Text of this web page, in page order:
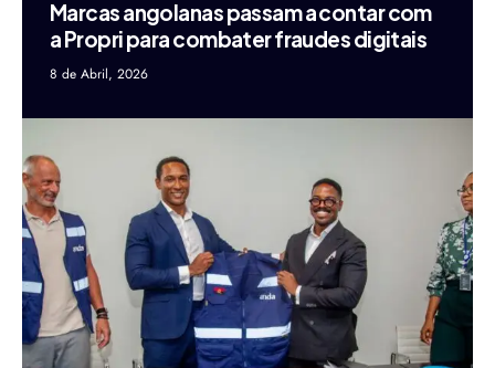
Marcas angolanas passam a contar com
a Propri para combater fraudes digitais
8 de Abril, 2026